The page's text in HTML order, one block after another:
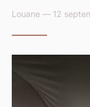
Louane — 12